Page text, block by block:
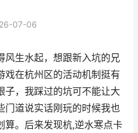
07-06
风生水起，想跟新入坑的兄
戏在杭州区的活动机制挺有
子，我踩过的坑可不能让大
门道说实话刚玩的时候我也
算。后来发现杭,逆水寒点卡